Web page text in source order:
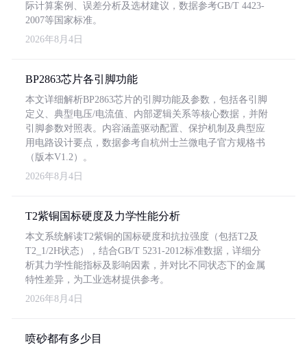
际计算案例、误差分析及选材建议，数据参考GB/T 4423-
2007等国家标准。
2026年8月4日
BP2863芯片各引脚功能
本文详细解析BP2863芯片的引脚功能及参数，包括各引脚
定义、典型电压/电流值、内部逻辑关系等核心数据，并附
引脚参数对照表。内容涵盖驱动配置、保护机制及典型应
用电路设计要点，数据参考自杭州士兰微电子官方规格书
（版本V1.2）。
2026年8月4日
T2紫铜国标硬度及力学性能分析
本文系统解读T2紫铜的国标硬度和抗拉强度（包括T2及
T2_1/2H状态），结合GB/T 5231-2012标准数据，详细分
析其力学性能指标及影响因素，并对比不同状态下的金属
特性差异，为工业选材提供参考。
2026年8月4日
喷砂都有多少目